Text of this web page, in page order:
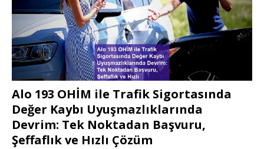
Alo 193 OHİM ile Trafik Sigortasında
Değer Kaybı Uyuşmazlıklarında
Devrim: Tek Noktadan Başvuru,
Şeffaflık ve Hızlı Çözüm